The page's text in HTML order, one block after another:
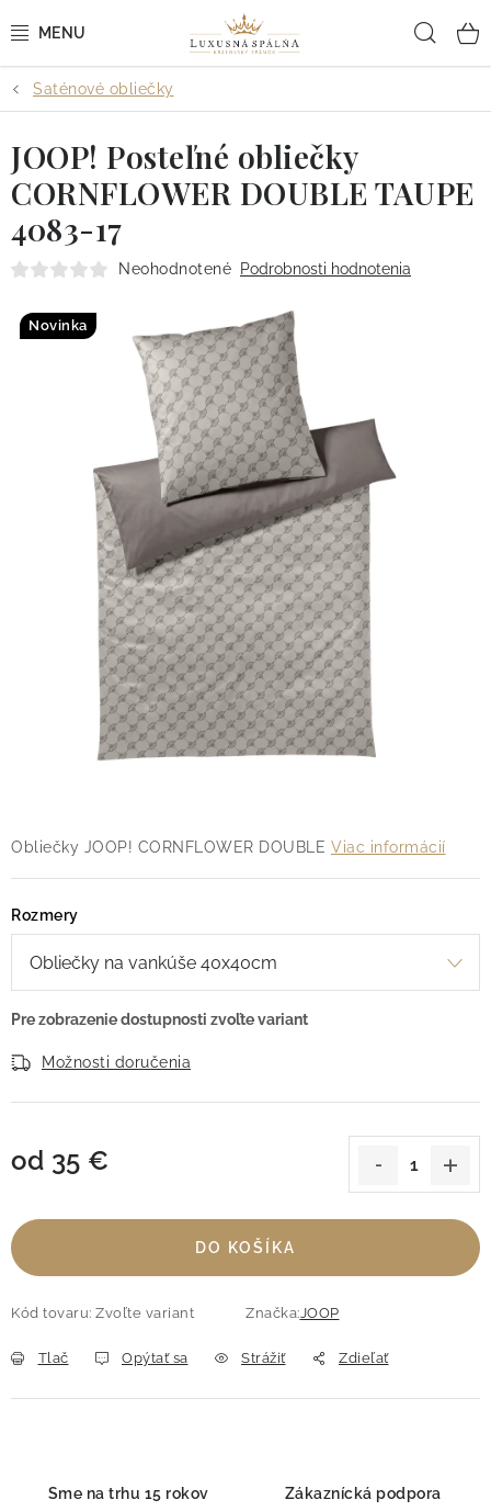
na
POSTEĽNÉ OBLIEČKY
POSTEĽNÉ PLACHTY
PREHOZY A PAPLÓNY
VANKÚŠE A OBLIEČKY
BYTOVÝ TEXTIL
KÚPEĽŇA + WELLNESS
Blog Doprava
Kontakt
Obchodné podmienky
Podmienky ochrany osobných údajov
Reklamačný poriadok
Vrátenie tovaru
Saténové obliečky
Obliečky JOOP! CORNFLOWER DOUBLE Viac informácií
Rozmery
Možnosti doručenia
od 35 €
DO KOŠÍKA
Kód tovaru: Zvoľte variant Značka:JOOP
Tlač Opýtať sa Strážiť Zdieľať
JOOP! Posteľné obliečky
CORNFLOWER DOUBLE TAUPE
4083-17
Neohodnotené Podrobnosti hodnotenia
Novinka
Sme na trhu 15 rokov Zákaznícká podpora